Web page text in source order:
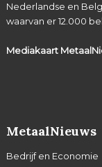
Nederlandse en
waarvan er 12.000
Mediakaart
MetaalNieuws
Bedrijf en Economie